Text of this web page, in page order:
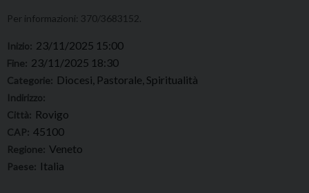
Per informazioni: 370/3683152.
Inizio: 23/11/2025 15:00
Fine: 23/11/2025 18:30
Categorie: Diocesi, Pastorale, Spiritualità
Indirizzo:
Città: Rovigo
CAP: 45100
Regione: Veneto
Paese: Italia